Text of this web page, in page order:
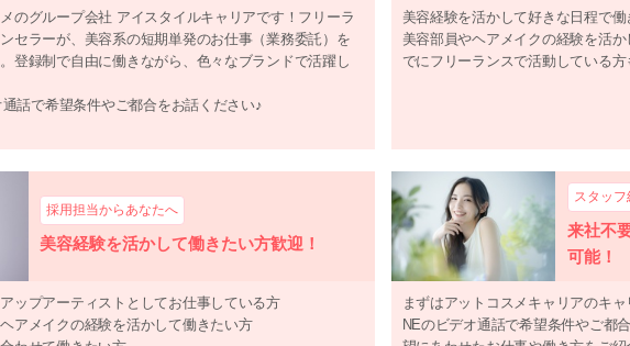
のグループ会社 アイスタイルキャリアです！フリーラ
セラーが、美容系の短期単発のお仕事（業務委託）を
登録制で自由に働きながら、色々なブランドで活躍し
話で希望条件やご都合をお話ください♪
美容経験を活かして好きな日程で
美容部員やヘアメイクの経験を活
でにフリーランスで活動している
採用担当からあなたへ
美容経験を活かして働きたい方歓迎！
ップアーティストとしてお仕事している方
アメイクの経験を活かして働きたい方
スタッフ
来社不
可能！
まずはアットコスメキャリアのキ
NEのビデオ通話で希望条件やご都